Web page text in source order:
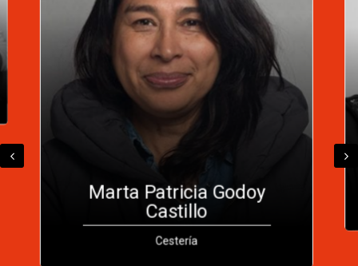
Teresa Edith Olavarria
Oyarzun
Textil